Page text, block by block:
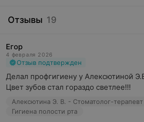
Отзывы 19
Егор
4 февраля 2026
Отзыв подтвержден
Делал профгигиену у Алексютиной
Цвет зубов стал гораздо светлее!!!
Алексютина Э. В. - Стоматолог-терапевт
Гигиена полости рта